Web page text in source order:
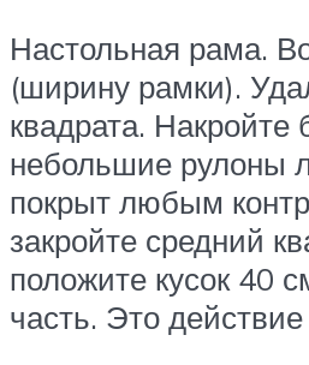
Настольная рама.
(ширину рамки).
квадрата. Накройте
небольшие рулоны
покрыт любым
закройте средний
положите кусок 40
часть. Это